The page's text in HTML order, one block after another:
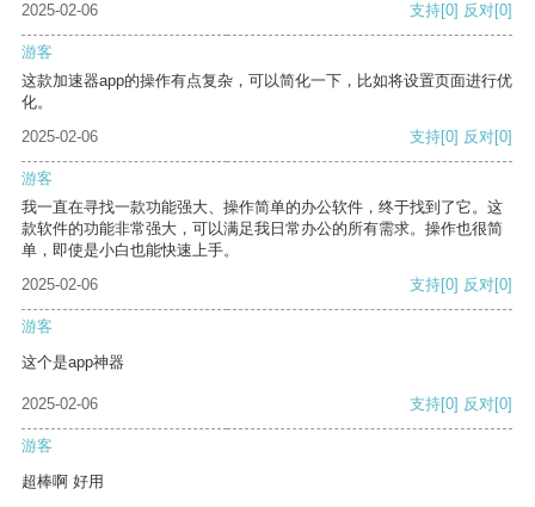
2025-02-06 支持[0] 反对[0]
游客
这款加速器app的操作有点复杂，可以简化一下，比如将设置页面进行优
化。
2025-02-06
支持[0] 反对[0]
游客
我一直在寻找一款功能强大、操作简单的办公软件，终于找到了它。这
款软件的功能非常强大，可以满足我日常办公的所有需求。操作也很简
单，即使是小白也能快速上手。
2025-02-06
支持[0] 反对[0]
游客
这个是app神器
2025-02-06 支持[0] 反对[0]
游客
超棒啊 好用